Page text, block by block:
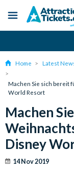
content
Menu
Home Latest
Machen Sie sich bereit
World Resort
Machen
Disney
14 Nov 2019